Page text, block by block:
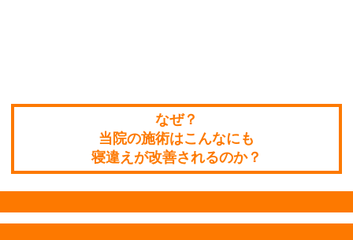
なぜ？
当院の施術はこんなにも
寝違えが改善されるのか？